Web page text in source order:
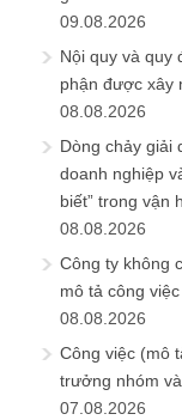
09.08.2026
Nội quy và quy
phận được xây
08.08.2026
Dòng chảy giải
doanh nghiệp
biết” trong vận
08.08.2026
Công ty không
mô tả công
08.08.2026
Công việc (mô
trưởng nhóm
07.08.2026